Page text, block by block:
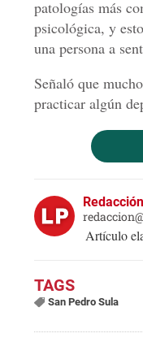
patologías más
psicológica, y
una persona a
Señaló que
practicar algún
Redacción
Artículo
San Pedro Sula